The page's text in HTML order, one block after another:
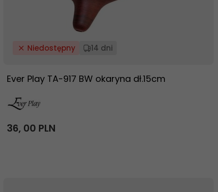
Niedostępny 14 dni
Ever Play TA-917 BW okaryna dł.15cm
36, 00 PLN